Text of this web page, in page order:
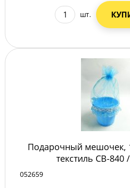
шт.
Подарочный мешочек,
текстиль СВ-840
052659